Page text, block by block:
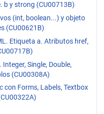
b y strong (CU00713B)
(int, boolean...) y objeto
(CU00621B)
Etiqueta a. Atributos href,
Single, Double,
(CU00308A)
con Forms, Labels, Textbox